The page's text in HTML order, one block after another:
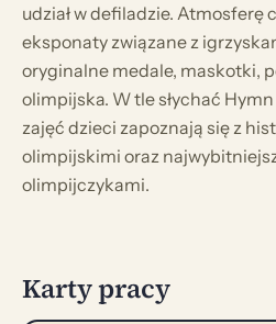
udział w defiladzie. Atmosferę
eksponaty związane z
oryginalne medale, maskotki,
olimpijska. W tle słychać
zajęć dzieci zapoznają się z
olimpijskimi oraz
olimpijczykami.
Karty pracy